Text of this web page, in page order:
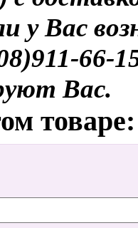
у Вас
Вас.
товаре: